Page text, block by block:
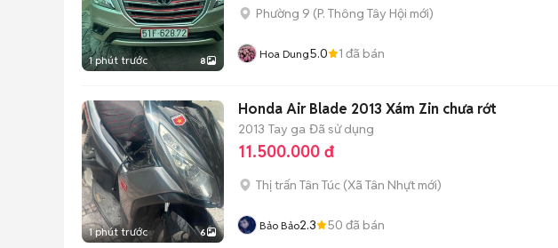
1 phút trước 8
Phường 9 (P. Thông Tây Hội mới)
Hoa Dung5.0 1 đã bán
1 phút trước 6
Honda Air Blade 2013 Xám Zin chưa rớt
2013 Tay ga Đã sử dụng
11.500.000 đ
Thị trấn Tân Túc (Xã Tân Nhựt mới)
Bảo Bảo2.3 50 đã bán